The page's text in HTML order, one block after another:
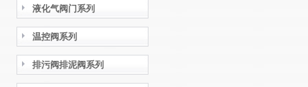
液化气阀门系列
温控阀系列
排污阀排泥阀系列